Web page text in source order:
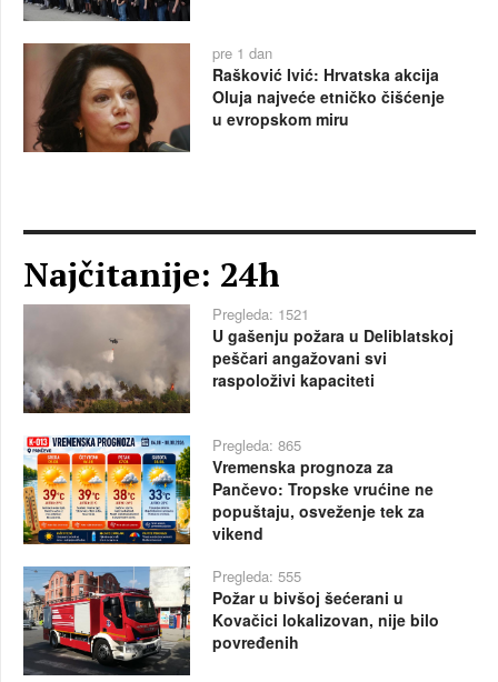
pre 1 dan
Rašković Ivić: Hrvatska akcija
Oluja najveće etničko čišćenje
u evropskom miru
Najčitanije: 24h
Pregleda: 1521
U gašenju požara u Deliblatskoj
peščari angažovani svi
raspoloživi kapaciteti
Pregleda: 865
Vremenska prognoza za
Pančevo: Tropske vrućine ne
popuštaju, osveženje tek za
vikend
Pregleda: 555
Požar u bivšoj šećerani u
Kovačici lokalizovan, nije bilo
povređenih